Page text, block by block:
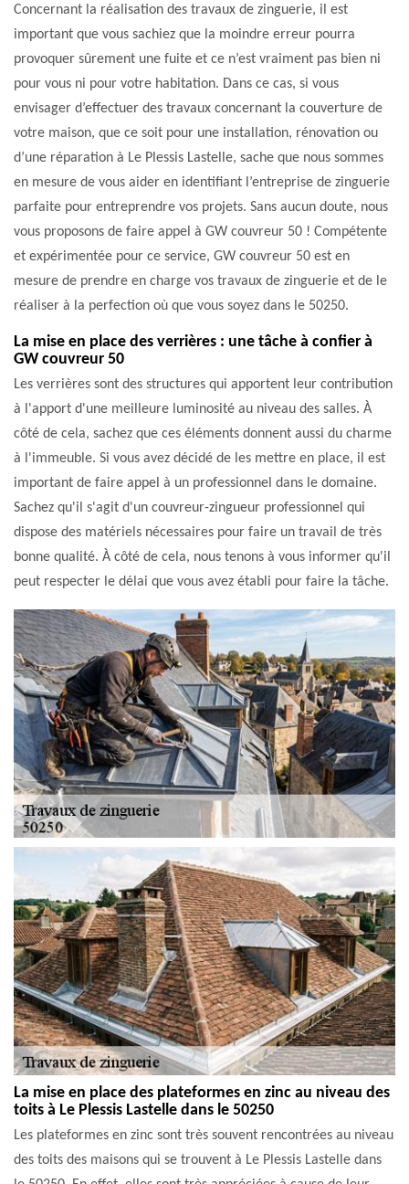
Concernant la réalisation des travaux de zinguerie, il est
important que vous sachiez que la moindre erreur pourra
provoquer sûrement une fuite et ce n’est vraiment pas bien ni
pour vous ni pour votre habitation. Dans ce cas, si vous
envisager d’effectuer des travaux concernant la couverture de
votre maison, que ce soit pour une installation, rénovation ou
d’une réparation à Le Plessis Lastelle, sache que nous sommes
en mesure de vous aider en identifiant l’entreprise de zinguerie
parfaite pour entreprendre vos projets. Sans aucun doute, nous
vous proposons de faire appel à GW couvreur 50 ! Compétente
et expérimentée pour ce service, GW couvreur 50 est en
mesure de prendre en charge vos travaux de zinguerie et de le
réaliser à la perfection où que vous soyez dans le 50250.
La mise en place des verrières : une tâche à confier à
GW couvreur 50
Les verrières sont des structures qui apportent leur contribution
à l'apport d'une meilleure luminosité au niveau des salles. À
côté de cela, sachez que ces éléments donnent aussi du charme
à l'immeuble. Si vous avez décidé de les mettre en place, il est
important de faire appel à un professionnel dans le domaine.
Sachez qu'il s'agit d'un couvreur-zingueur professionnel qui
dispose des matériels nécessaires pour faire un travail de très
bonne qualité. À côté de cela, nous tenons à vous informer qu'il
peut respecter le délai que vous avez établi pour faire la tâche.
La mise en place des plateformes en zinc au niveau des
toits à Le Plessis Lastelle dans le 50250
Les plateformes en zinc sont très souvent rencontrées au niveau
des toits des maisons qui se trouvent à Le Plessis Lastelle dans